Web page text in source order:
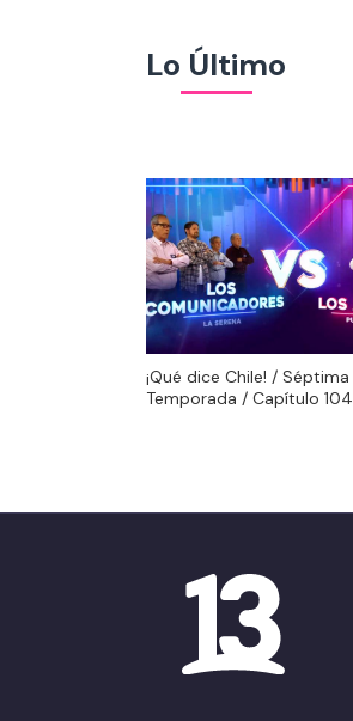
Lo Último
¡Qué dice Chile! / Séptima
Temporada / Capítulo 104
¡Qué dice Chile! / Séptima
Temporada / Capítulo 104